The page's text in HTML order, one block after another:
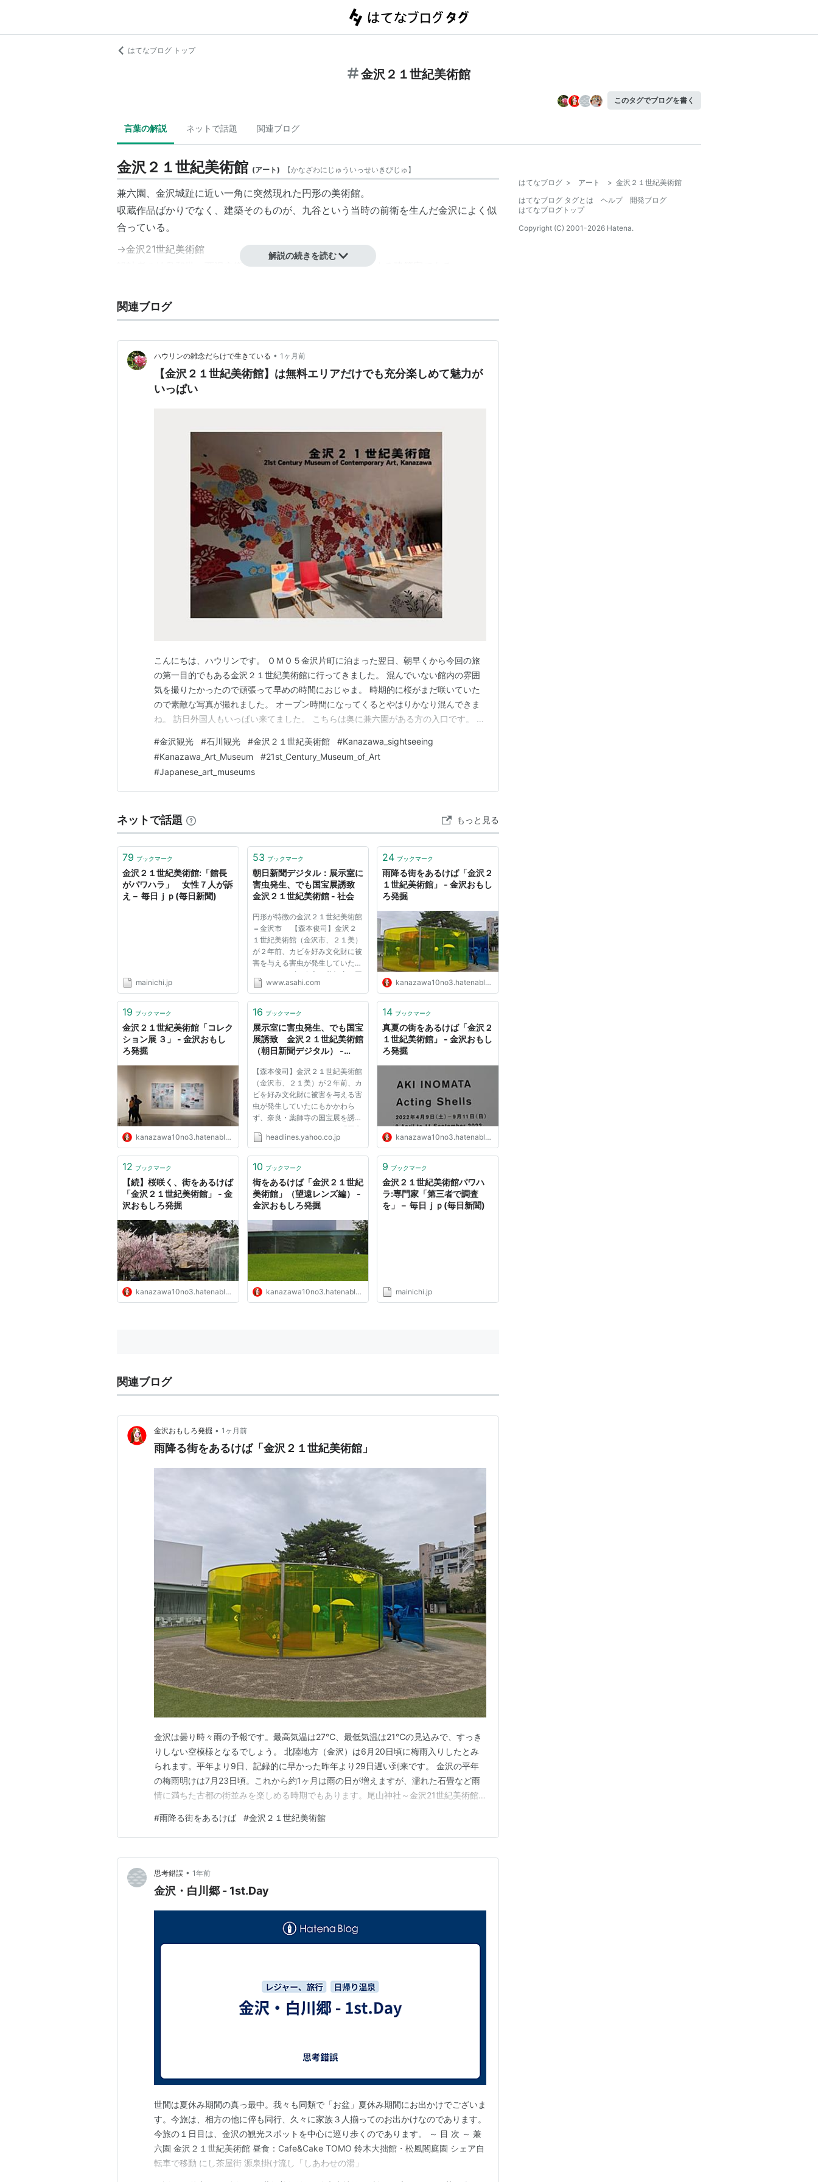
はてなブログ トップ
金沢２１世紀美術館
このタグでブログを書く
言葉の解説 ネットで話題 関連ブログ
金沢２１世紀美術館 (アート) 【かなざわにじゅういっせいきびじゅ】
兼六園、金沢城趾に近い一角に突然現れた円形の美術館。
収蔵作品ばかりでなく、建築そのものが、九谷という当時の前衛を生んだ金沢によく似
合っている。
→金沢21世紀美術館
設計者の妹島和世＋西沢立衛・SANAAは、今や日本を代表する建築家である。
割されている。入り口は4箇所に分かれていてどこがメインエントランスなのか曖昧で
ある。市役所に面した西口、商店街に開いている北口、この方向には兼六園が位置して
東口にはロッカーとチケット売り場が設置されている場所がメインの入り口なのだが
4箇所どこをみても天井は低く幅2メートルほどの狭い通路で構成されている。
それとは反対側の市役所口から入ってもチケットセンターにたどり着くまでに様々な
表現がなされている。
SANAAの手法は従来の建築言語に固執せず出来事や行為と言った時間的要素をもう
一つの次元として空間に組み込んでいる。グラフィックやボリュームといった様々要素
を繰り返しスタディし、常それを模型上で確認し次々と様々なケースを繰り返す。
解説の続きを読む
関連ブログ
ハウリンの雑念だらけで生きている • 1ヶ月前
【金沢２１世紀美術館】は無料エリアだけでも充分楽しめて魅力が
いっぱい
こんにちは、ハウリンです。 ＯＭＯ５金沢片町に泊まった翌日、朝早くから今回の旅
の第一目的でもある金沢２１世紀美術館に行ってきました。 混んでいない館内の雰囲
気を撮りたかったので頑張って早めの時間におじゃま。 時期的に桜がまだ咲いていた
ので素敵な写真が撮れました。 オープン時間になってくるとやはりかなり混んできま
ね。 訪日外国人もいっぱい来てました。 こちらは奥に兼六園がある方の入口です。 こ
ー・エリアソンの「カラー・アクティヴィティ・ハウス」が目に飛び込んできます。
木の奥にあるシルバーの作品はLAR/ フェルナンド・…
#金沢観光 #石川観光 #金沢２１世紀美術館 #Kanazawa_sightseeing
#Kanazawa_Art_Museum #21st_Century_Museum_of_Art
#Japanese_art_museums
ネットで話題 もっと見る
79 ブックマーク
金沢２１世紀美術館:「館長
がパワハラ」 女性７人が訴
え－ 毎日ｊｐ(毎日新聞)
mainichi.jp
53 ブックマーク
朝日新聞デジタル：展示室に
害虫発生、でも国宝展誘致
金沢２１世紀美術館 - 社会
円形が特徴の金沢２１世紀美術館
＝金沢市 【森本俊司】金沢２
１世紀美術館（金沢市、２１美）
が２年前、カビを好み文化財に被
害を与える害虫が発生していたに
もかかわらず、奈良・薬師寺の国
宝展を誘致していたことがわかっ
化庁が難色を示し実現しなかった
www.asahi.com
24 ブックマーク
雨降る街をあるけば「金沢２
１世紀美術館」 - 金沢おもし
ろ発掘
kanazawa10no3.hatenablog.com
19 ブックマーク
金沢２１世紀美術館「コレク
ション展 ３」 - 金沢おもし
ろ発掘
kanazawa10no3.hatenablog.com
16 ブックマーク
展示室に害虫発生、でも国宝
展誘致 金沢２１世紀美術館
（朝日新聞デジタル） -
【森本俊司】金沢２１世紀美術館
（金沢市、２１美）が２年前、カ
ビを好み文化財に被害を与える害
虫が発生していたにもかかわら
ず、奈良・薬師寺の国宝展を誘致
していたことがわかった。「国宝
を危険にさらす」と文化庁が難色
今も根絶できていない。 ２１美
く...
headlines.yahoo.co.jp
14 ブックマーク
真夏の街をあるけば「金沢２
１世紀美術館」 - 金沢おもし
ろ発掘
kanazawa10no3.hatenablog.com
12 ブックマーク
【続】桜咲く、街をあるけば
「金沢２１世紀美術館」 - 金
沢おもしろ発掘
kanazawa10no3.hatenablog.com
10 ブックマーク
街をあるけば「金沢２１世紀
美術館」（望遠レンズ編） -
金沢おもしろ発掘
kanazawa10no3.hatenablog.com
9 ブックマーク
金沢２１世紀美術館パワハ
ラ:専門家「第三者で調査
を」－ 毎日ｊｐ(毎日新聞)
mainichi.jp
関連ブログ
金沢おもしろ発掘 • 1ヶ月前
雨降る街をあるけば「金沢２１世紀美術館」
金沢は曇り時々雨の予報です。最高気温は27℃、最低気温は21℃の見込みで、すっき
りしない空模様となるでしょう。 北陸地方（金沢）は6月20日頃に梅雨入りしたとみ
られます。平年より9日、記録的に早かった昨年より29日遅い到来です。 金沢の平年
の梅雨明けは7月23日頃。これから約1ヶ月は雨の日が増えますが、濡れた石畳など雨
情に満ちた古都の街並みを楽しめる時期でもあります。尾山神社～金沢21世紀美術館
テーマに公共性や自由、ルールの境界を探る展覧会です。路上観察学会の創設40周年
を機に企画され、現代美術だけでなくゲームや大道…
#雨降る街をあるけば #金沢２１世紀美術館
思考錯誤 • 1年前
金沢・白川郷 - 1st.Day
世間は夏休み期間の真っ最中。我々も同類で「お盆」夏休み期間にお出かけでございま
す。今旅は、相方の他に倅も同行、久々に家族３人揃ってのお出かけなのであります。
今旅の１日目は、金沢の観光スポットを中心に巡り歩くのであります。 ～ 目 次 ～ 兼
六園 金沢２１世紀美術館 昼食：Cafe&Cake TOMO 鈴木大拙館・松風閣庭園 シェア自
転車で移動 にし茶屋街 源泉掛け流し「しあわせの湯」
はてなブログ > アート > 金沢２１世紀美術館
はてなブログ タグとは
ヘルプ
開発ブログ
はてなブログトップ
Copyright (C) 2001-2026 Hatena.